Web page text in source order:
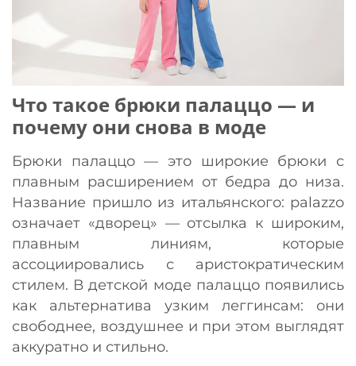
Что такое брюки палаццо — и
почему они снова в моде
Брюки палаццо — это широкие брюки с
плавным расширением от бедра до низа.
Название пришло из итальянского: palazzo
означает «дворец» — отсылка к широким,
плавным линиям, которые
ассоциировались с аристократическим
стилем. В детской моде палаццо появились
как альтернатива узким леггинсам: они
свободнее, воздушнее и при этом выглядят
аккуратно и стильно.